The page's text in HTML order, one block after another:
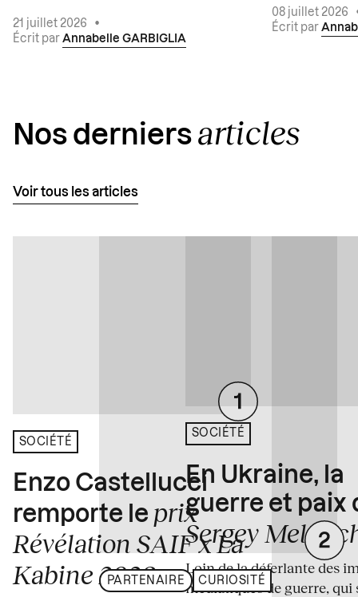
21 juillet 2026
•
Écrit par Annabelle GARBIGLIA
08 juillet 2026
Écrit par
Nos derniers articles
Voir tous les articles
SOCIÉTÉ
Enzo Castellucci
remporte le prix
Révélation SAIF x La
Kabine 2026
PARTENAIRE CURIOSITÉ
SOCIÉTÉ
En Ukraine, la
guerre et paix
Sergey
Loin de la déferlante des
médiatiques de guerre, qui